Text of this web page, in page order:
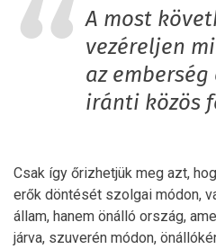
A most
vezéreljen
az emberség
iránti közös
Csak így őrizhetjük meg azt,
erők döntését szolgai módon,
állam, hanem önálló ország,
járva, szuverén módon,